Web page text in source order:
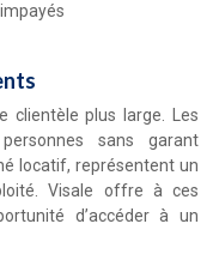
clientèle plus large. Les
sans garant
locatif, représentent un
Visale offre à ces
d’accéder à un